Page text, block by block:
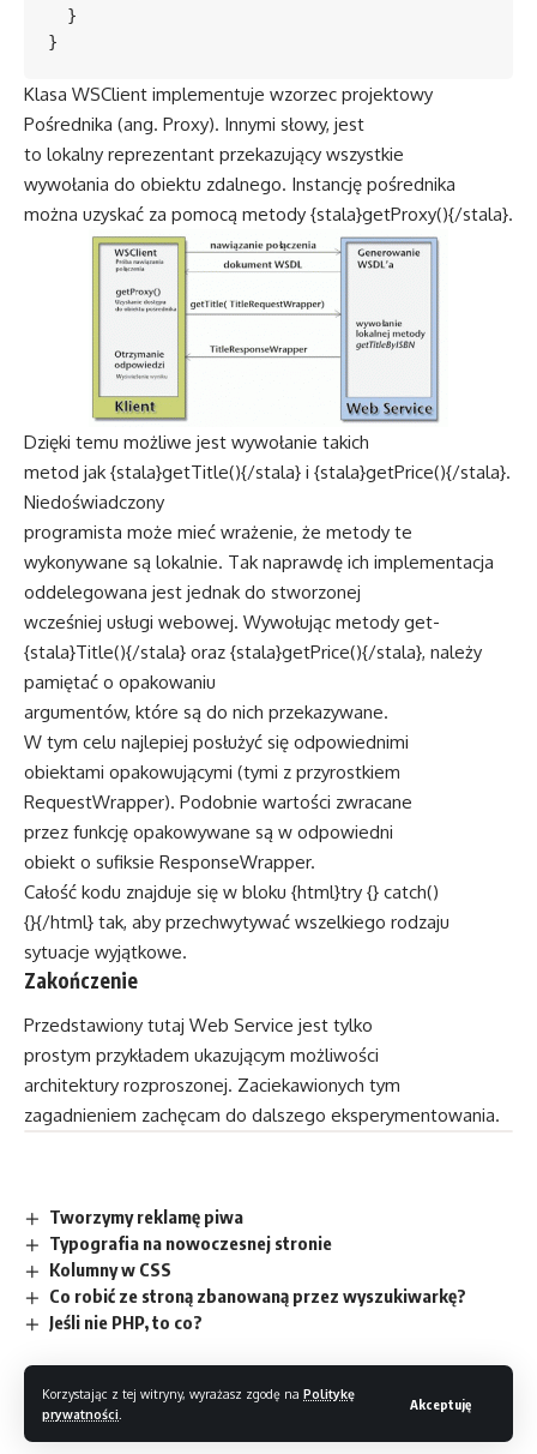
Korzystając z tej witryny, wyrażasz zgodę na Politykę
prywatności
Akceptuję
Klasa WSClient implementuje wzorzec projektowy
Pośrednika (ang. Proxy). Innymi słowy, jest
to lokalny reprezentant przekazujący wszystkie
wywołania do obiektu zdalnego. Instancję pośrednika
można uzyskać za pomocą metody {stala}getProxy(){/stala}.
Dzięki temu możliwe jest wywołanie takich
metod jak {stala}getTitle(){/stala} i {stala}getPrice(){/stala}.
Niedoświadczony
programista może mieć wrażenie, że metody te
wykonywane są lokalnie. Tak naprawdę ich implementacja
oddelegowana jest jednak do stworzonej
wcześniej usługi webowej. Wywołując metody get-
{stala}Title(){/stala} oraz {stala}getPrice(){/stala}, należy
pamiętać o opakowaniu
argumentów, które są do nich przekazywane.
W tym celu najlepiej posłużyć się odpowiednimi
obiektami opakowującymi (tymi z przyrostkiem
RequestWrapper). Podobnie wartości zwracane
przez funkcję opakowywane są w odpowiedni
obiekt o sufiksie ResponseWrapper.
Całość kodu znajduje się w bloku {html}try {} catch()
{}{/html} tak, aby przechwytywać wszelkiego rodzaju
sytuacje wyjątkowe.
Zakończenie
Przedstawiony tutaj Web Service jest tylko
prostym przykładem ukazującym możliwości
architektury rozproszonej. Zaciekawionych tym
zagadnieniem zachęcam do dalszego eksperymentowania.
Tworzymy reklamę piwa
Typografia na nowoczesnej stronie
Kolumny w CSS
Co robić ze stroną zbanowaną przez wyszukiwarkę?
Jeśli nie PHP, to co?
TAGI:WSDL